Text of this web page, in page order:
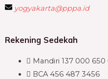
yogyakarta@pppa.id
Rekening Sedekah
Mandiri 137 000 650
BCA 456 487 3456